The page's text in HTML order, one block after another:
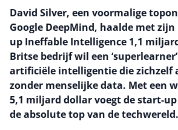
David Silver, een voormalige
Google DeepMind, haalde met
up Ineffable Intelligence 1,1
Britse bedrijf wil een
artificiële intelligentie die zichzelf
zonder menselijke data. Met een
5,1 miljard dollar voegt de start-
de absolute top van de techwereld.